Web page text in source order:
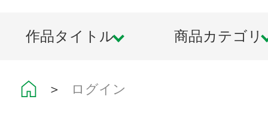
作品タイトル 商品カテゴリ
＞ ログイン